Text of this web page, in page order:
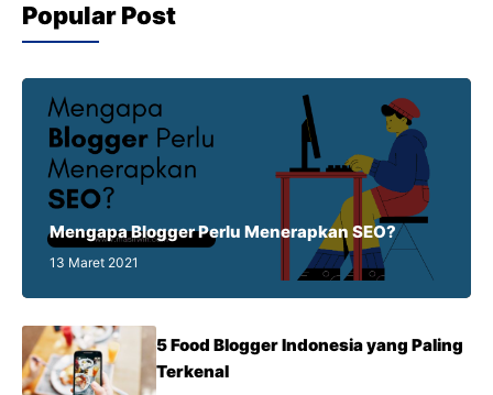
Popular Post
Mengapa Blogger Perlu Menerapkan SEO?
13 Maret 2021
5 Food Blogger Indonesia yang Paling
Terkenal